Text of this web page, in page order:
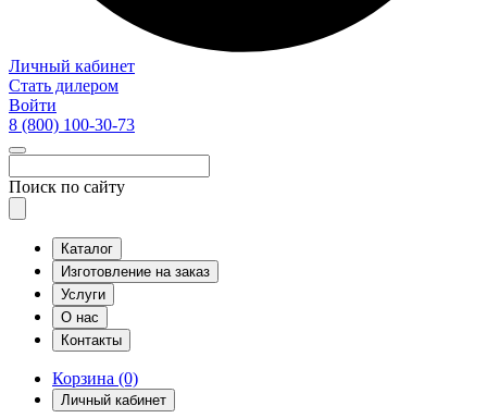
Личный кабинет
Стать дилером
Войти
8 (800) 100-30-73
Поиск по сайту
Каталог
Изготовление на заказ
Услуги
О нас
Контакты
Корзина (0)
Личный кабинет